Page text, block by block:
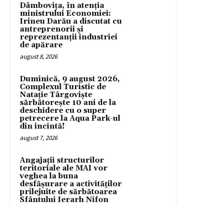
Dâmbovița, în atenția
ministrului Economiei:
Irineu Darău a discutat cu
antreprenorii și
reprezentanții industriei
de apărare
august 8, 2026
Duminică, 9 august 2026,
Complexul Turistic de
Natație Târgoviște
sărbătorește 10 ani de la
deschidere cu o super
petrecere la Aqua Park-ul
din incintă!
august 7, 2026
Angajații structurilor
teritoriale ale MAI vor
veghea la buna
desfășurare a activităților
prilejuite de sărbătoarea
Sfântului Ierarh Nifon